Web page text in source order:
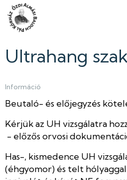
Ugrás
tartalomraÓzdi
Almási
Balogh
Pál
Kórház
Ultrahang
Információ
Beutaló- és előjegyzés
Kérjük az UH vizsgálatra
- előzős orvosi
Has-, kismedence UH
(éhgyomor) és telt hólyaggal